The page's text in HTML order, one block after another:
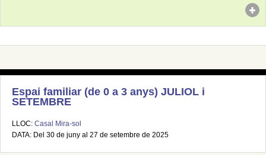
Espai familiar (de 0 a 3 anys) JULIOL i
SETEMBRE
LLOC: Casal Mira-sol
DATA: Del 30 de juny al 27 de setembre de 2025